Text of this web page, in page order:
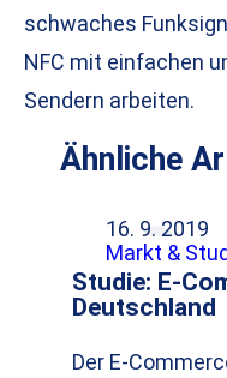
schwaches
NFC mit einfachen
Sendern arbeiten.
Ähnliche
16. 9. 2019
Markt &
Studie: E-
Deutschland
Der E-